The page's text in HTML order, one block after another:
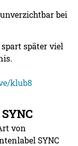
bei
später viel
klub8
von
SYNC